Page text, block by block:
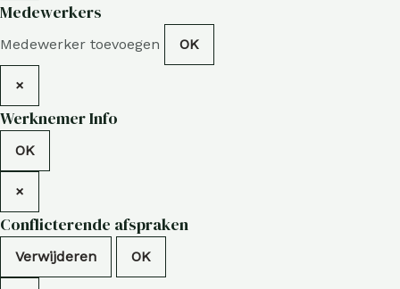
Medewerkers
Medewerker toevoegen OK
×
Werknemer Info
OK
×
Conflicterende afspraken
Verwijderen OK